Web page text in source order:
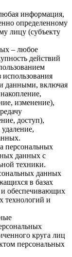
информация,
определенному
лицу (субъекту
– любое
действий
использования
данными, включая
изменение),
доступ),
персональных
данных с
техники.
данных
в базах
обеспечивающих
технологий и
круга лиц
персональных